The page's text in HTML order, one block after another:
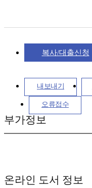
복사/대출신청
내보내기
오류접수
부가정보
온라인 도서 정보